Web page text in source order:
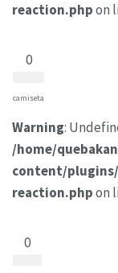
reaction.phpon
0
camiseta
Warning:
/home/
content/
reaction.phpon
0